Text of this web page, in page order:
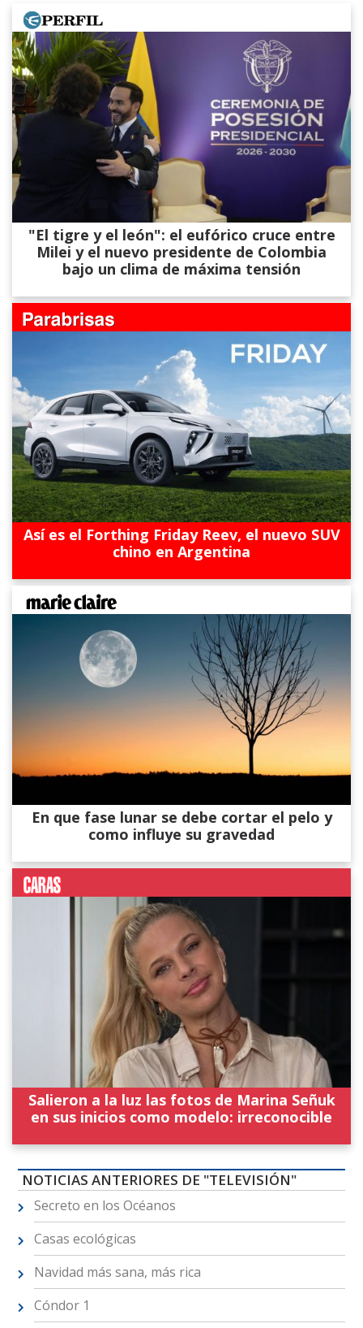
"El tigre y el león": el eufórico cruce entre
Milei y el nuevo presidente de Colombia
bajo un clima de máxima tensión
Así es el Forthing Friday Reev, el nuevo SUV
chino en Argentina
En que fase lunar se debe cortar el pelo y
como influye su gravedad
Salieron a la luz las fotos de Marina Señuk
en sus inicios como modelo: irreconocible
NOTICIAS ANTERIORES DE "TELEVISIÓN"
Secreto en los Océanos
Casas ecológicas
Navidad más sana, más rica
Cóndor 1